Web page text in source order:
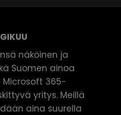
näköinen ja
Suomen ainoa
365-
yritys. Meillä
aina suurella